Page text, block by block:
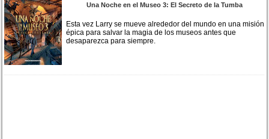
Una Noche en el Museo 3: El Secreto de la Tumba
Esta vez Larry se mueve alrededor del mundo en una misión
épica para salvar la magia de los museos antes que
desaparezca para siempre.